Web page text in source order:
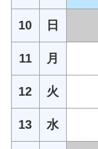
10 日
11 月
12 火
13 水